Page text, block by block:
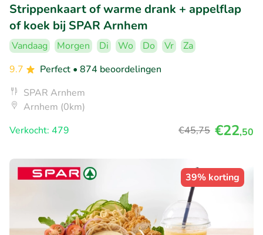
Strippenkaart of warme drank + appelflap
of koek bij SPAR Arnhem
Vandaag Morgen Di Wo Do Vr
Za
9.7
Perfect • 874 beoordelingen
SPAR Arnhem
Arnhem (0km)
Verkocht: 479
€45,75 €22,50
39% korting